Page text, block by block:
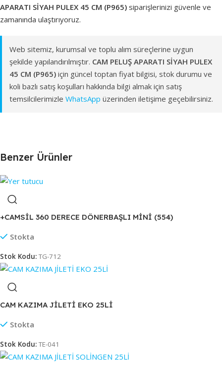
APARATI SİYAH PULEX 45 CM (P965) siparişlerinizi güvenle ve
zamanında ulaştırıyoruz.
Web sitemiz, kurumsal ve toplu alım süreçlerine uygun
şekilde yapılandırılmıştır. CAM PELUŞ APARATI SİYAH PULEX
45 CM (P965) için güncel toptan fiyat bilgisi, stok durumu ve
koli bazlı satış koşulları hakkında bilgi almak için satış
temsilcilerimizle WhatsApp üzerinden iletişime geçebilirsiniz.
Benzer Ürünler
+CAMSİL 360 DERECE DÖNERBAŞLI MİNİ (554)
Stokta
Stok Kodu: TG-712
CAM KAZIMA JİLETİ EKO 25Lİ
Stokta
Stok Kodu: TE-041